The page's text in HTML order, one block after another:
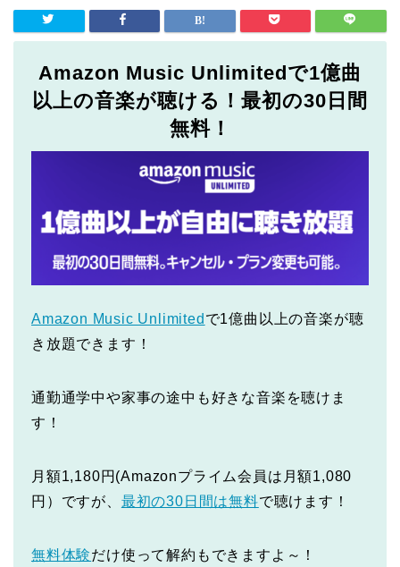
Amazon Music Unlimitedで1億曲
以上の音楽が聴ける！最初の30日間
無料！
Amazon Music Unlimited で1億曲以上の音楽が聴
き放題できます！
通勤通学中や家事の途中も好きな音楽を聴けま
す！
月額1,180円(Amazonプライム会員は月額1,080
円）ですが、 最初の30日間は無料で聴けます！
無料体験だけ使って解約もできますよ～！